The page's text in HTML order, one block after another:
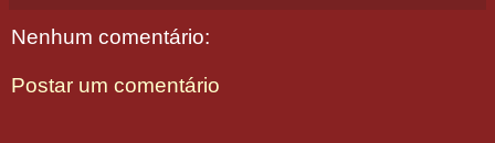
Nenhum comentário:
Postar um comentário